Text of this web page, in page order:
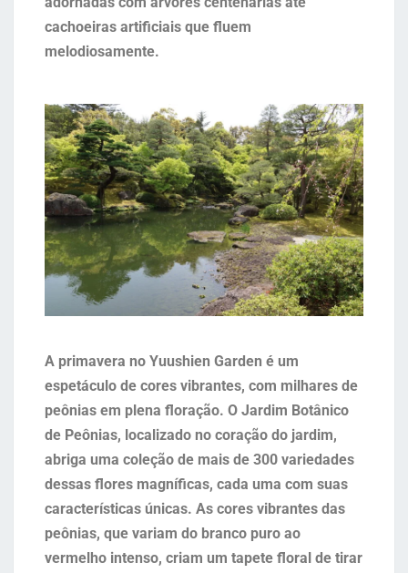
cachoeiras artificiais que fluem
melodiosamente.
A primavera no Yuushien Garden é um
espetáculo de cores vibrantes, com milhares de
peônias em plena floração. O Jardim Botânico
de Peônias, localizado no coração do jardim,
abriga uma coleção de mais de 300 variedades
dessas flores magníficas, cada uma com suas
características únicas. As cores vibrantes das
peônias, que variam do branco puro ao
vermelho intenso, criam um tapete floral de tirar